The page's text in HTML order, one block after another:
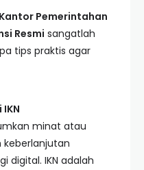
Kantor Pemerintahan
Resmi sangatlah
tips praktis agar
minat atau
keberlanjutan
digital. IKN adalah